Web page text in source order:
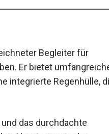
Begleiter für
Er bietet